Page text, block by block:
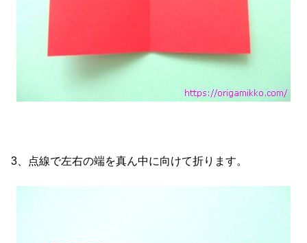
3、点線で左右の端を真ん中に向けて折ります。